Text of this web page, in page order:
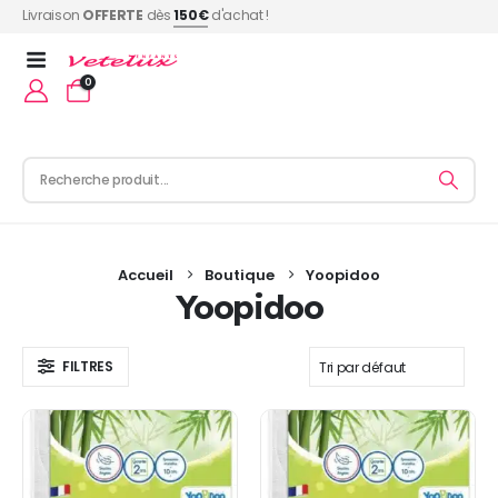
Livraison OFFERTE dès150€d'achat !
0
Accueil Boutique Yoopidoo
Yoopidoo
FILTRES